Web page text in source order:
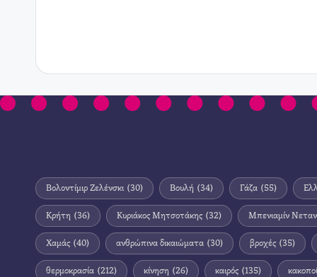
Βολοντίμιρ Ζελένσκι (30) Βουλή (34) Γάζα (55)
Κρήτη (36) Κυριάκος Μητσοτάκης (32) Μπενιαμίν
Χαμάς (40) ανθρώπινα δικαιώματα (30) βροχές (35)
θερμοκρασία (212) κίνηση (26) καιρός (135)